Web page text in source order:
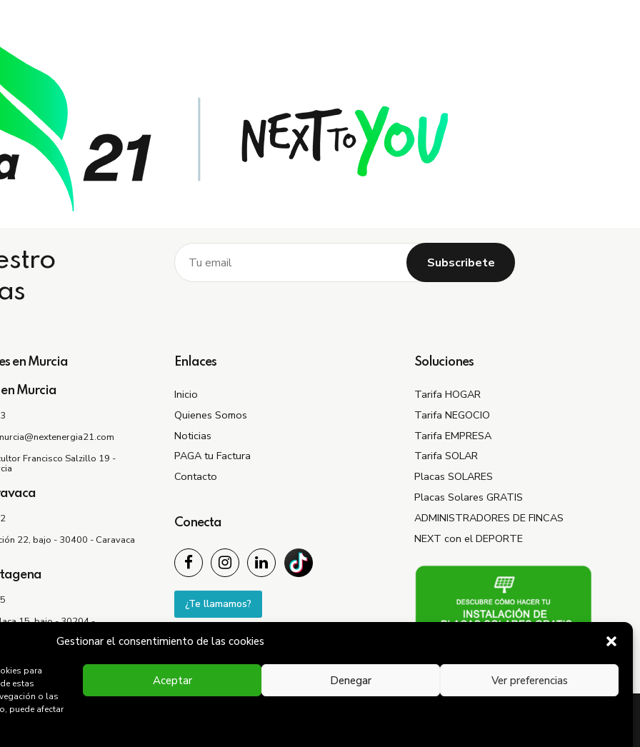
Gestionar el consentimiento de las cookies
para
estas
o las
puede afectar
Aceptar Denegar Ver preferencias
en Murcia
Murcia
Francisco Salzillo 19 -
22, bajo - 30400 - Caravaca
15, bajo - 30204 -
Enlaces
Inicio
Quienes Somos
Noticias
PAGA tu Factura
Contacto
Conecta
¿Te llamamos?
Soluciones
Tarifa HOGAR
Tarifa NEGOCIO
Tarifa EMPRESA
Tarifa SOLAR
Placas SOLARES
Placas Solares GRATIS
ADMINISTRADORES DE FINCAS
NEXT con el DEPORTE